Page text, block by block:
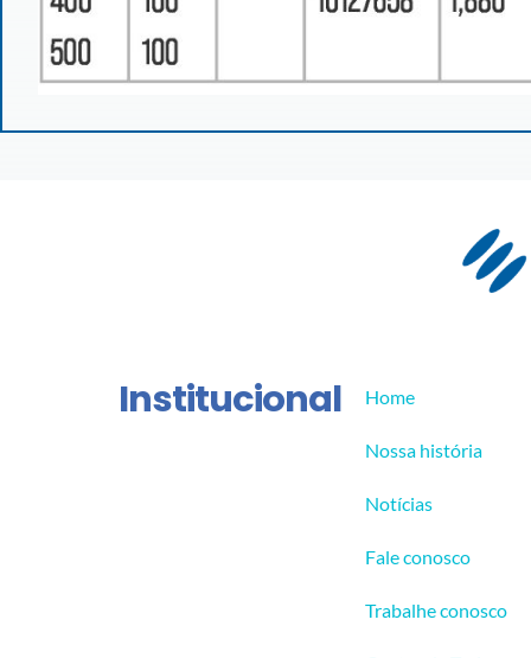
Institucional Home
Nossa história
Notícias
Fale conosco
Trabalhe conosco